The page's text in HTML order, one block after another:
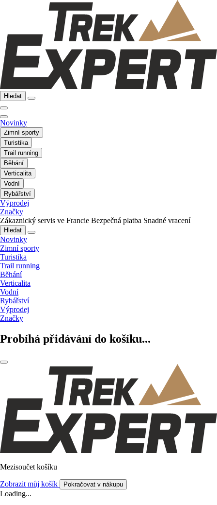
Hledat
Novinky
Zimní sporty
Turistika
Trail running
Běhání
Verticalita
Vodní
Rybářství
Výprodej
Značky
Zákaznický servis ve Francie Bezpečná platba Snadné vracení
Hledat
Novinky
Zimní sporty
Turistika
Trail running
Běhání
Verticalita
Vodní
Rybářství
Výprodej
Značky
Probíhá přidávání do košíku...
Mezisoučet košíku
Zobrazit můj košík Pokračovat v nákupu
Loading...